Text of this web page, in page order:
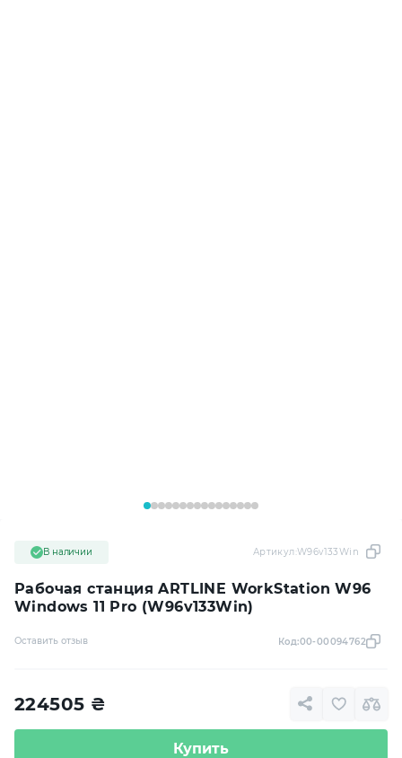
Рабочая станция ARTLINE WorkStation W96
Windows 11 Pro (W96v133Win)
В наличии Артикул:W96v133Win
Оставить отзыв Код:00-00094762
224505 ₴
Купить